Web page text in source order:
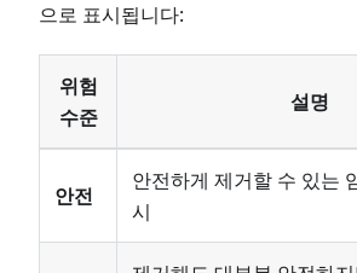
으로 표시됩니다:
위험
수준
설명
안전
안전하게 제거할 수 있는
시